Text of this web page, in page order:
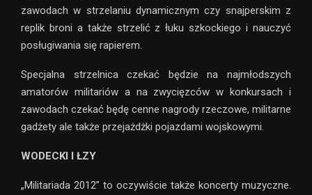
zawodach w strzelaniu dynamicznym czy snajperskim z
replik broni a także strzelić z łuku szkockiego i nauczyć
posługiwania się rapierem.
Specjalna strzelnica czekać będzie na najmłodszych
amatorów militariów a na zwycięzców w konkursach i
zawodach czekać będę cenne nagrody rzeczowe, militarne
gadżety ale także przejażdżki pojazdami wojskowymi.
WODECKI I ŁZY
„Militariada 2012” to oczywiście także koncerty muzyczne.